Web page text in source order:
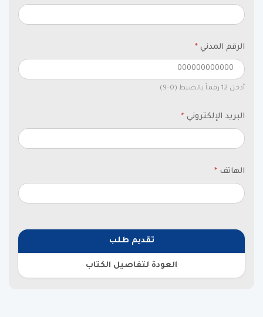
الرقم المدني *
أدخل 12 رقماً بالضبط (0–9)
البريد الإلكتروني *
الهاتف *
تقديم طلب
العودة لتفاصيل الكتاب